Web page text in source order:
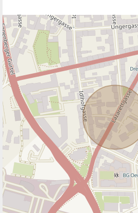
ANBIETER KONTAKTIEREN